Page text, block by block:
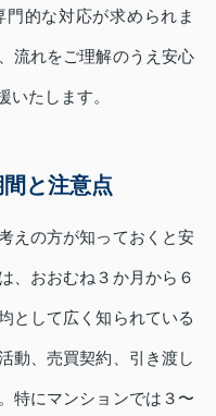
的な対応が求められま
流れをご理解のうえ安心
いたします。
と注意点
えの方が知っておくと安
、おおむね３か月から６
として広く知られている
動、売買契約、引き渡し
特にマンションでは３〜